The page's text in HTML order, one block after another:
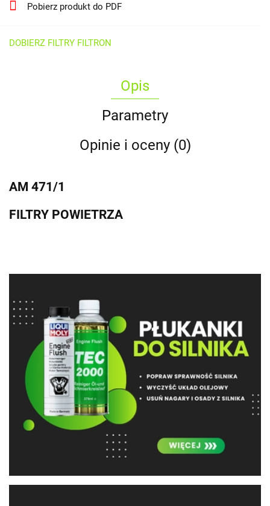
Pobierz produkt do PDF
DOBIERZ FILTRY FILTRON
Opis
Parametry
Opinie i oceny (0)
AM 471/1
FILTRY POWIETRZA